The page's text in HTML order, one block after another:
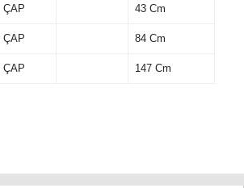
ÇAP 43 Cm
ÇAP 84 Cm
ÇAP 147 Cm